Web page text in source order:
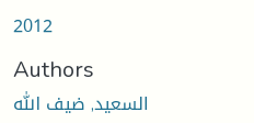
2012
Authors
السعيد, ضيف الله